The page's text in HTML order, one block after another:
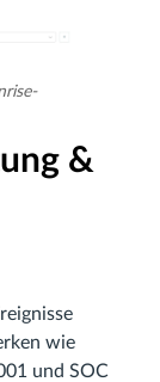
&
wie
und SOC